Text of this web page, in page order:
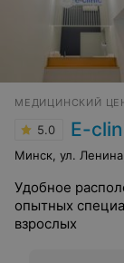
МЕДИЦИНСКИЙ
5.0 E-
Минск, ул.
Удобное
опытных
взрослых